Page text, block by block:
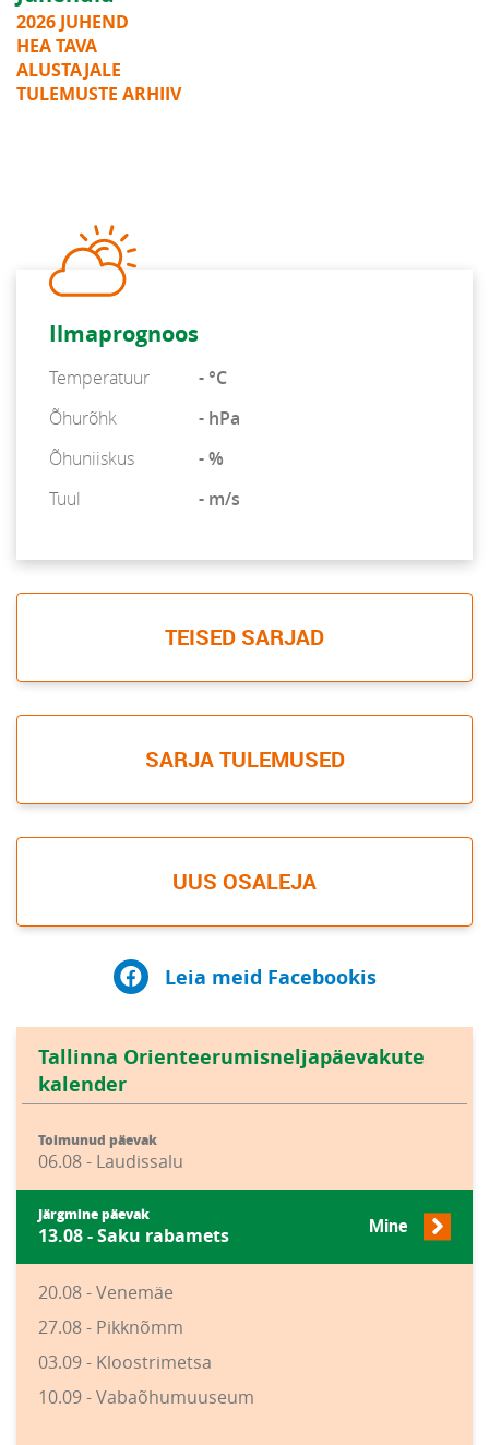
2026 JUHEND
HEA TAVA
ALUSTAJALE
TULEMUSTE ARHIIV
Ilmaprognoos
Temperatuur
- °C
Õhurõhk
- hPa
Õhuniiskus
- %
Tuul
- m/s
TEISED SARJAD
SARJA TULEMUSED
UUS OSALEJA
Leia meid Facebookis
Tallinna Orienteerumisneljapäevakute
kalender
Toimunud päevak
06.08 - Laudissalu
Järgmine päevak
13.08 - Saku rabamets Mine
20.08 - Venemäe
27.08 - Pikknõmm
03.09 - Kloostrimetsa
10.09 - Vabaõhumuuseum